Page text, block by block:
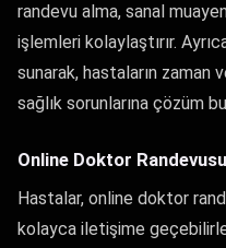
randevu alma, sanal
işlemleri kolaylaştırır.
sunarak, hastaların zaman
sağlık sorunlarına çözüm
Online Doktor Randevusu
Hastalar, online doktor
kolayca iletişime